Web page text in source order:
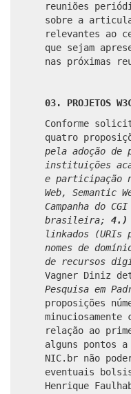
reuniões
sobre a
relevantes ao
que sejam
nas próximas
03. PROJETOS
Conforme
quatro
pela adoção de
instituições
e participação
Web, Semantic
Campanha do
brasileira; 4.)
linkados (URIs
nomes de
de recursos
Vagner Diniz
Pesquisa em
proposições
relação ao
alguns pontos
NIC.br não
eventuais
Henrique